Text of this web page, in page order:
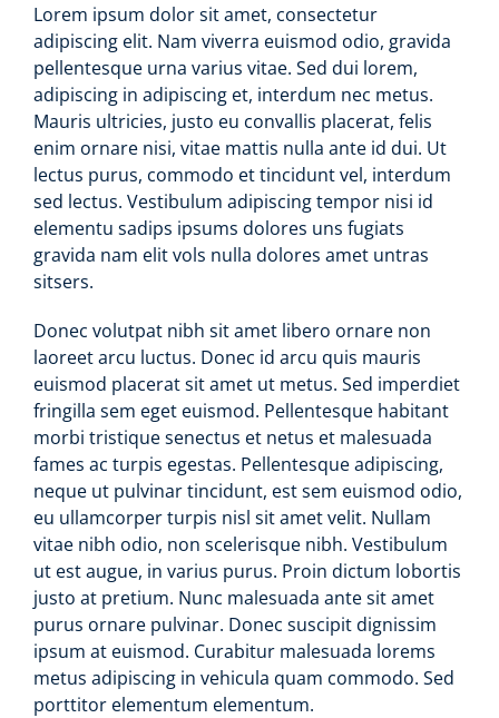
Lorem ipsum dolor sit amet, consectetur
adipiscing elit. Nam viverra euismod odio, gravida
pellentesque urna varius vitae. Sed dui lorem,
adipiscing in adipiscing et, interdum nec metus.
Mauris ultricies, justo eu convallis placerat, felis
enim ornare nisi, vitae mattis nulla ante id dui. Ut
lectus purus, commodo et tincidunt vel, interdum
sed lectus. Vestibulum adipiscing tempor nisi id
elementu sadips ipsums dolores uns fugiats
gravida nam elit vols nulla dolores amet untras
sitsers.
Donec volutpat nibh sit amet libero ornare non
laoreet arcu luctus. Donec id arcu quis mauris
euismod placerat sit amet ut metus. Sed imperdiet
fringilla sem eget euismod. Pellentesque habitant
morbi tristique senectus et netus et malesuada
fames ac turpis egestas. Pellentesque adipiscing,
neque ut pulvinar tincidunt, est sem euismod odio,
eu ullamcorper turpis nisl sit amet velit. Nullam
vitae nibh odio, non scelerisque nibh. Vestibulum
ut est augue, in varius purus. Proin dictum lobortis
justo at pretium. Nunc malesuada ante sit amet
purus ornare pulvinar. Donec suscipit dignissim
ipsum at euismod. Curabitur malesuada lorems
metus adipiscing in vehicula quam commodo. Sed
porttitor elementum elementum.